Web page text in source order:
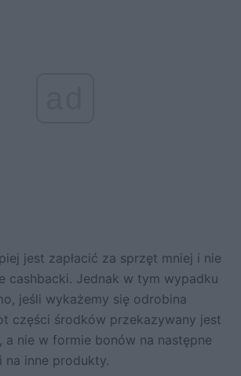
jest zapłacić za sprzęt mniej i nie
cashbacki. Jednak w tym wypadku
jeśli wykażemy się odrobina
części środków przekazywany jest
a nie w formie bonów na następne
inne produkty.